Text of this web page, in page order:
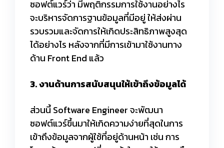
ซอฟต์แวร์ว่า มีพฤติกรรมการใช้งานอย่างไร
จะบริหารจัดการฐานข้อมูลที่มีอยู่ ให้ส่งผ่าน
รวบรวมและจัดการให้เกิดประสิทธิภาพสูงสุด
ได้อย่างไร หลังจากที่มีการเข้ามาใช้งานทาง
ด้าน Front End แล้ว
3. งานด้านการสนับสนุนให้เข้าถึงข้อมูลได้
ส่วนนี้ Software Engineer จะพัฒนา
ซอฟต์แวร์ขึ้นมาให้เกิดความง่ายที่สุดในการ
เข้าถึงข้อมูลจากผู้ใช้ที่อยู่ด้านหน้า เช่น การ